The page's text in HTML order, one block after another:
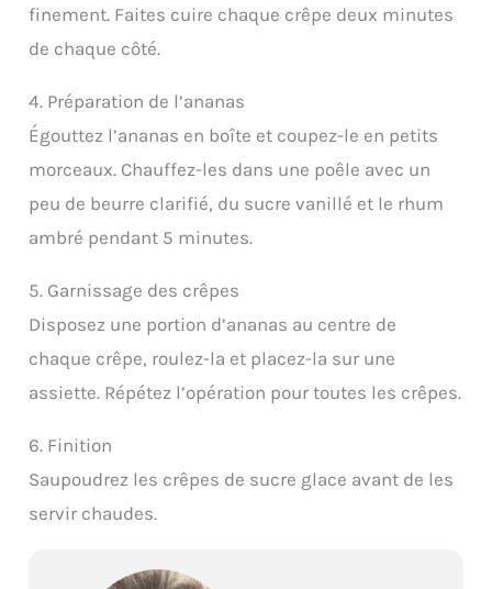
finement. Faites cuire chaque crêpe deux minutes
de chaque côté.
4. Préparation de l’ananas
Égouttez l’ananas en boîte et coupez-le en petits
morceaux. Chauffez-les dans une poêle avec un
peu de beurre clarifié, du sucre vanillé et le rhum
ambré pendant 5 minutes.
5. Garnissage des crêpes
Disposez une portion d’ananas au centre de
chaque crêpe, roulez-la et placez-la sur une
assiette. Répétez l’opération pour toutes les crêpes.
6. Finition
Saupoudrez les crêpes de sucre glace avant de les
servir chaudes.